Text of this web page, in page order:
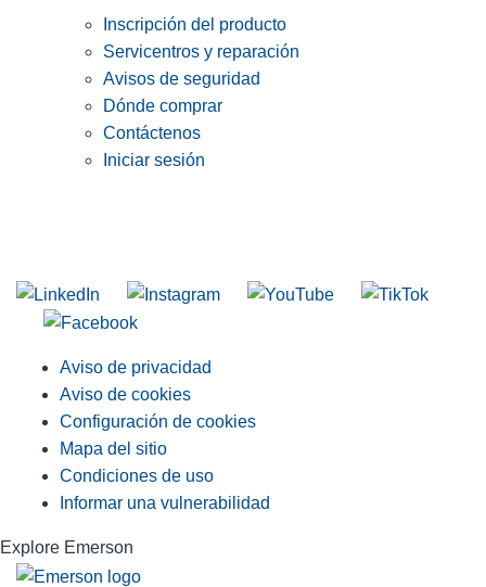
Inscripción del producto
Servicentros y reparación
Avisos de seguridad
Dónde comprar
Contáctenos
Iniciar sesión
Aviso de privacidad
Aviso de cookies
Configuración de cookies
Mapa del sitio
Condiciones de uso
Informar una vulnerabilidad
Explore Emerson